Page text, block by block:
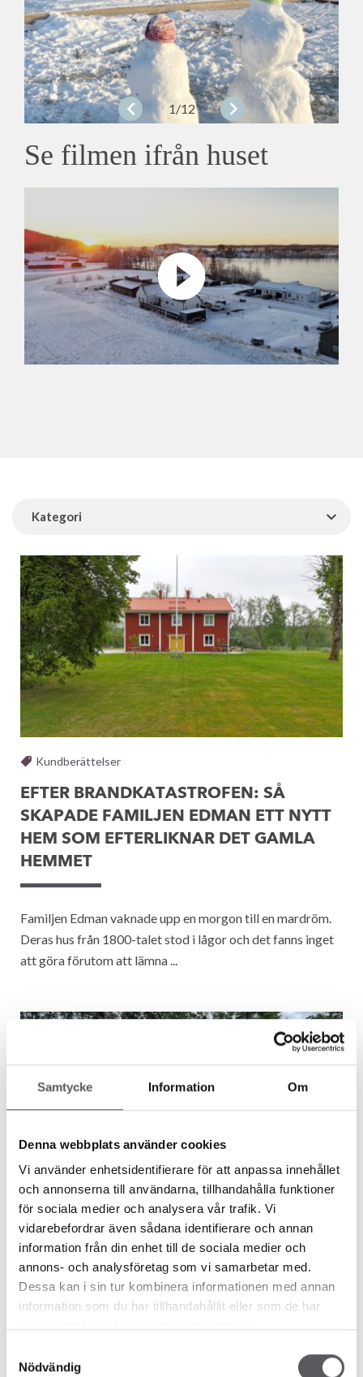
Samtycke Information Om
Denna webbplats använder cookies
Vi använder enhetsidentifierare för att anpassa innehållet
och annonserna till användarna, tillhandahålla funktioner
för sociala medier och analysera vår trafik. Vi
vidarebefordrar även sådana identifierare och annan
information från din enhet till de sociala medier och
annons- och analysföretag som vi samarbetar med.
Dessa kan i sin tur kombinera informationen med annan
information som du har tillhandahållit eller som de har
Nödvändig
1 /12
Se filmen ifrån huset
Kategori
Kundberättelser
EFTER BRANDKATASTROFEN: SÅ
SKAPADE FAMILJEN EDMAN ETT NYTT
HEM SOM EFTERLIKNAR DET GAMLA
HEMMET
Familjen Edman vaknade upp en morgon till en mardröm.
Deras hus från 1800-talet stod i lågor och det fanns inget
att göra förutom att lämna ...
Kundberättelser
"VÅRT DRÖMHUS: EN RESA AV
BESLUTSAMHET OCH PERSONLIG STIL"
När Mikaela och David stod inför utmaningen att bygga
avgörande. ``Du kan ändra husets planlösning ...